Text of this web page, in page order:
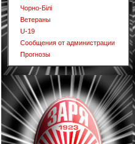
Чорно-Білі
Ветераны
U-19
Сообщения от администрации
Прогнозы